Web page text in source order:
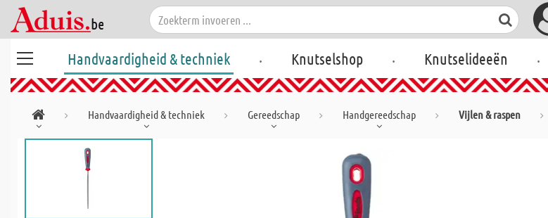
Handvaardigheid & techniek . Knutselshop . Knutselideeën .
Handvaardigheid & techniek Gereedschap Handgereedschap Vijlen & raspen